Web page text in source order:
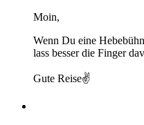
Moin,
Wenn Du eine
lass besser die Finger
Gute Reise✌️